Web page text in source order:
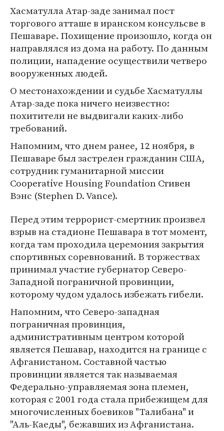
Хасматулла Атар-заде занимал пост
торгового атташе в иранском консульсве в
Пешаваре. Похищение произошло, когда он
направлялся из дома на работу. По данным
полиции, нападение осуществили четверо
вооруженных людей.
О местонахождении и судьбе Хасматуллы
Атар-заде пока ничего неизвестно:
похитители не выдвигали каких-либо
требований.
Напомним, что днем ранее, 12 ноября, в
Пешаваре был застрелен гражданин США,
сотрудник гуманитарной миссии
Cooperative Housing Foundation Стивен
Вэнс (Stephen D. Vance).
Перед этим террорист-смертник произвел
взрыв на стадионе Пешавара в тот момент,
когда там проходила церемония закрытия
спортивных соревнований. В торжествах
принимал участие губернатор Северо-
Западной пограничной провинции,
которому чудом удалось избежать гибели.
Напомним, что Северо-западная
пограничная провинция,
административным центром которой
является Пешавар, находится на границе с
Афганистаном. Составной частью
провинции является так называемая
Федерально-управляемая зона племен,
которая с 2001 года стала прибежищем для
многочисленных боевиков "Талибана" и
"Аль-Каеды", бежавших из Афганистана.